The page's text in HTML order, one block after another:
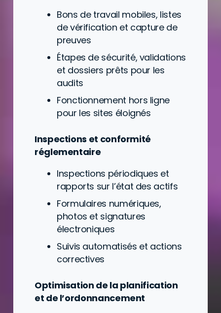
Bons de travail mobiles, listes
de vérification et capture de
preuves
Étapes de sécurité, validations
et dossiers prêts pour les
audits
Fonctionnement hors ligne
pour les sites éloignés
Inspections et conformité
réglementaire
Inspections périodiques et
rapports sur l’état des actifs
Formulaires numériques,
photos et signatures
électroniques
Suivis automatisés et actions
correctives
Optimisation de la planification
et de l’ordonnancement